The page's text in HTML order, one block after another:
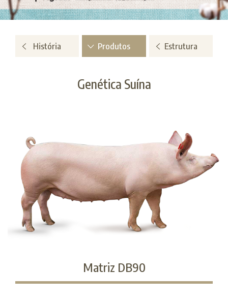
História Produtos Estrutura
Genética Suína
Matriz DB90